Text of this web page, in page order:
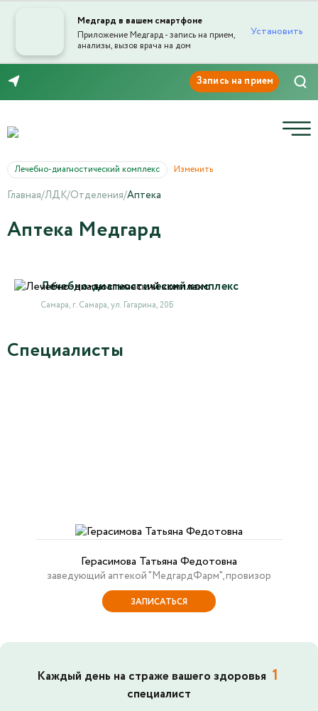
Медгард в вашем смартфоне
Приложение Медгард - запись на прием,
анализы, вызов врача на дом
Установить
Лечебно-диагностический комплекс Изменить
Главная/ЛДК/Отделения/Аптека
Аптека Медгард
Лечебно-диагностический комплекс
Самара, г. Самара, ул. Гагарина, 20Б
Специалисты
Герасимова Татьяна Федотовна
заведующий аптекой "МедгардФарм", провизор
ЗАПИСАТЬСЯ
Каждый день на страже вашего здоровья 1
специалист